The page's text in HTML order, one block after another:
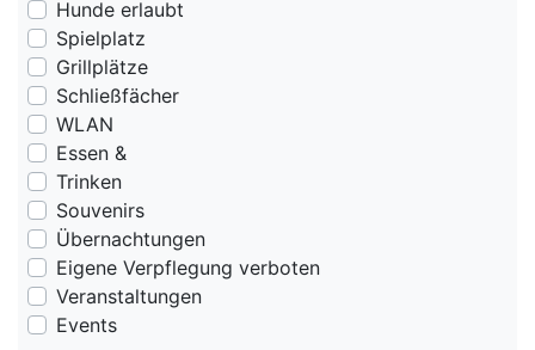
Hunde erlaubt
Spielplatz
Grillplätze
Schließfächer
WLAN
Essen &
Trinken
Souvenirs
Übernachtungen
Eigene Verpflegung verboten
Veranstaltungen
Events